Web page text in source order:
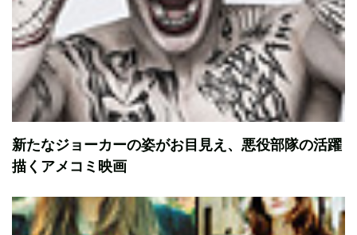
新たなジョーカーの姿がお目見え、悪役部隊の活躍
描くアメコミ映画